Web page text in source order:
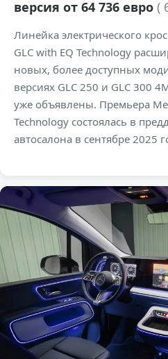
версия от 64 736 евро (
Линейка электрического
GLC with EQ Technology
новых, более доступных
версиях GLC 250 и GLC 300
уже объявлены. Премьера
Technology состоялась в
автосалона в сентябре 2025